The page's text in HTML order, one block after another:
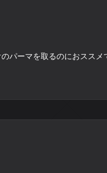
パーマを取るのにおススメ